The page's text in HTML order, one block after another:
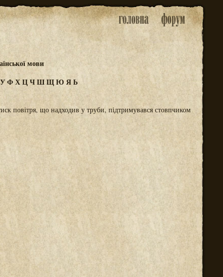
мови
УФХЦЧШЩЮ ЯЬ
повітря, що надходив у труби, підтримувався стовпчиком